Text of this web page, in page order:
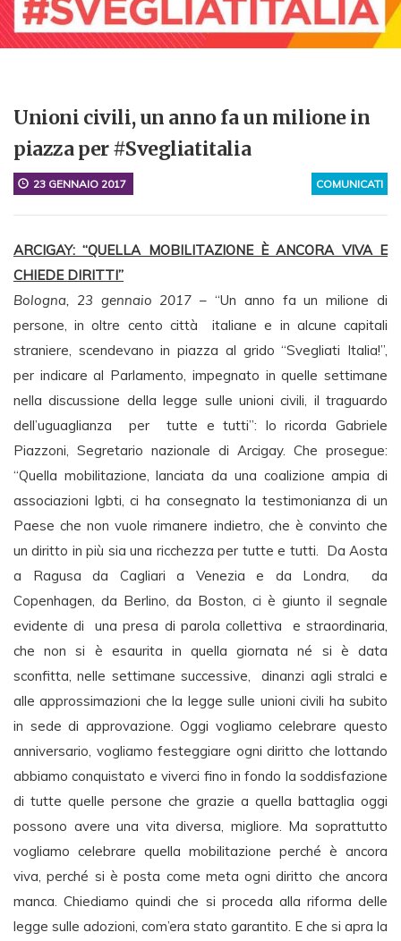
Unioni civili, un anno fa un milione in
piazza per #Svegliatitalia
COMUNICATI
23 GENNAIO 2017
ARCIGAY: “QUELLA MOBILITAZIONE È ANCORA VIVA E
CHIEDE DIRITTI”
Bologna, 23 gennaio 2017 – “Un anno fa un milione di
persone, in oltre cento città italiane e in alcune capitali
straniere, scendevano in piazza al grido “Svegliati Italia!”,
per indicare al Parlamento, impegnato in quelle settimane
nella discussione della legge sulle unioni civili, il traguardo
dell’uguaglianza per tutte e tutti”: lo ricorda Gabriele
Piazzoni, Segretario nazionale di Arcigay. Che prosegue:
“Quella mobilitazione, lanciata da una coalizione ampia di
associazioni lgbti, ci ha consegnato la testimonianza di un
Paese che non vuole rimanere indietro, che è convinto che
un diritto in più sia una ricchezza per tutte e tutti. Da Aosta
a Ragusa da Cagliari a Venezia e da Londra, da
Copenhagen, da Berlino, da Boston, ci è giunto il segnale
evidente di una presa di parola collettiva e straordinaria,
che non si è esaurita in quella giornata né si è data
sconfitta, nelle settimane successive, dinanzi agli stralci e
alle approssimazioni che la legge sulle unioni civili ha subito
in sede di approvazione. Oggi vogliamo celebrare questo
anniversario, vogliamo festeggiare ogni diritto che lottando
abbiamo conquistato e viverci fino in fondo la soddisfazione
di tutte quelle persone che grazie a quella battaglia oggi
possono avere una vita diversa, migliore. Ma soprattutto
vogliamo celebrare quella mobilitazione perché è ancora
viva, perché si è posta come meta ogni diritto che ancora
manca. Chiediamo quindi che si proceda alla riforma delle
legge sulle adozioni, com’era stato garantito. E che si apra la